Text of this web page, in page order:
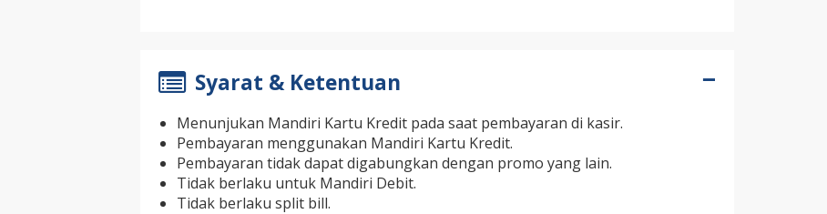
Syarat & Ketentuan
Menunjukan Mandiri Kartu Kredit pada saat pembayaran di kasir.
Pembayaran menggunakan Mandiri Kartu Kredit.
Pembayaran tidak dapat digabungkan dengan promo yang lain.
Tidak berlaku untuk Mandiri Debit.
Tidak berlaku split bill.